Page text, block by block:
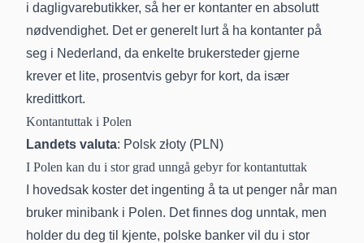
i dagligvarebutikker, så her er kontanter en absolutt
nødvendighet. Det er generelt lurt å ha kontanter på
seg i Nederland, da enkelte brukersteder gjerne
krever et lite, prosentvis gebyr for kort, da især
kredittkort.
Kontantuttak i Polen
Landets valuta: Polsk złoty (PLN)
I Polen kan du i stor grad unngå gebyr for kontantuttak
I hovedsak koster det ingenting å ta ut penger når man
bruker minibank i Polen. Det finnes dog unntak, men
holder du deg til kjente, polske banker vil du i stor